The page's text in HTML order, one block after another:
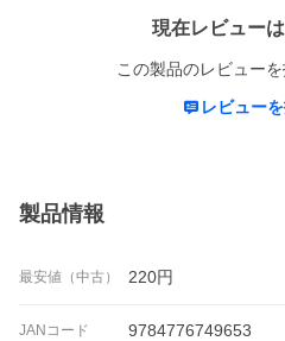
現在レビュー
この製品のレビュー
レビュー
製品情報
最安値（中古） 220円
JANコード 9784776749653